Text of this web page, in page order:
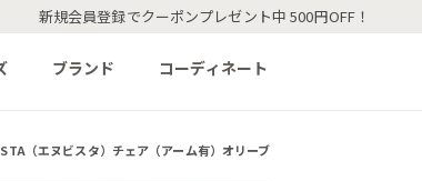
新規会員登録でクーポンプレゼント中 500円OFF！
ブランド コーディネート
（エヌビスタ）チェア（アーム有）オリーブ